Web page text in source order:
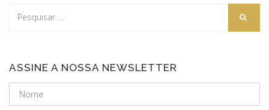
ASSINE A NOSSA NEWSLETTER